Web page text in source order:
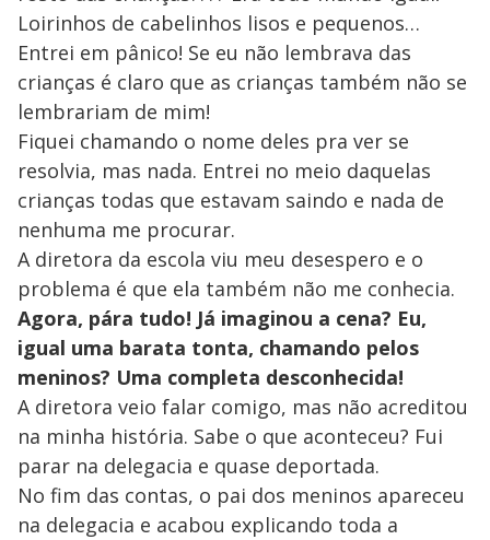
Loirinhos de cabelinhos lisos e pequenos…
Entrei em pânico! Se eu não lembrava das
crianças é claro que as crianças também não se
lembrariam de mim!
Fiquei chamando o nome deles pra ver se
resolvia, mas nada. Entrei no meio daquelas
crianças todas que estavam saindo e nada de
nenhuma me procurar.
A diretora da escola viu meu desespero e o
problema é que ela também não me conhecia.
Agora, pára tudo! Já imaginou a cena? Eu,
igual uma barata tonta, chamando pelos
meninos? Uma completa desconhecida!
A diretora veio falar comigo, mas não acreditou
na minha história. Sabe o que aconteceu? Fui
parar na delegacia e quase deportada.
No fim das contas, o pai dos meninos apareceu
na delegacia e acabou explicando toda a